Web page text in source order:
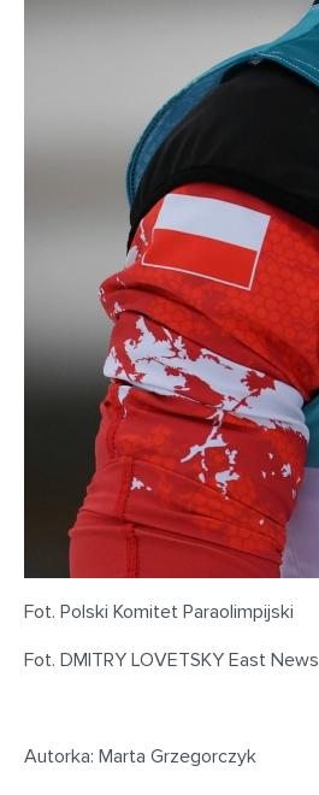
Fot. Polski Komitet Paraolimpijski
Fot. DMITRY LOVETSKY East News
Autorka: Marta Grzegorczyk